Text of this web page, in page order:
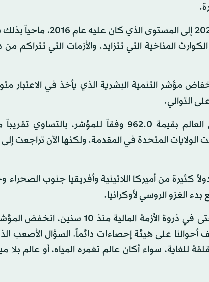
وبعدما بقي المؤشر في ارتفاع متواصل منذ عقود، عاد عام 2021
الرئيسي إلى «كوفيد 19»، فضلاً عن الكوارث المناخية التي تتزايد، والأزمات التي
الذي يصدر منذ 32 عاماً يؤكد انخفاض مؤشر التنمية البشرية الذي يأخذ في
وجاءت سويسرا في المركز الأول كأكثر دولة متقدمة في العالم بقيمة 962.0 وفقاً
من أميركا اللاتينية وأفريقيا جنوب الصحراء
الغزو الروسي لأوكرانيا.
وأفاد مدير برنامج الأمم المتحدة الإنمائي أخيم شتاينر أنه حتى في ذروة الأزمة
أنه «يمكننا وصف أحوالنا على هيئة إحصاءات دائماً. السؤال الأصعب
سواء أكان عالم تغمره المياه، أو عالم بلا